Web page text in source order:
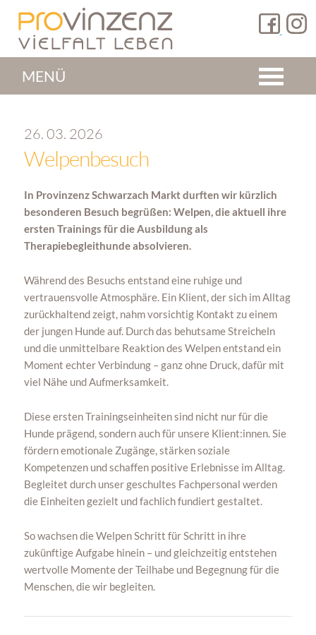
MENÜ
26. 03. 2026
Welpenbesuch
In Provinzenz Schwarzach Markt durften wir kürzlich
besonderen Besuch begrüßen: Welpen, die aktuell ihre
ersten Trainings für die Ausbildung als
Therapiebegleithunde absolvieren.
Während des Besuchs entstand eine ruhige und
vertrauensvolle Atmosphäre. Ein Klient, der sich im Alltag
zurückhaltend zeigt, nahm vorsichtig Kontakt zu einem
der jungen Hunde auf. Durch das behutsame Streicheln
und die unmittelbare Reaktion des Welpen entstand ein
Moment echter Verbindung – ganz ohne Druck, dafür mit
viel Nähe und Aufmerksamkeit.
Diese ersten Trainingseinheiten sind nicht nur für die
Hunde prägend, sondern auch für unsere Klient:innen. Sie
fördern emotionale Zugänge, stärken soziale
Kompetenzen und schaffen positive Erlebnisse im Alltag.
Begleitet durch unser geschultes Fachpersonal werden
die Einheiten gezielt und fachlich fundiert gestaltet.
So wachsen die Welpen Schritt für Schritt in ihre
zukünftige Aufgabe hinein – und gleichzeitig entstehen
wertvolle Momente der Teilhabe und Begegnung für die
Menschen, die wir begleiten.